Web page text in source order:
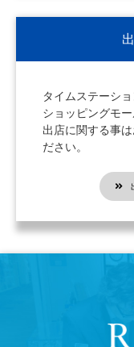
タイムステーシ
ショッピングモ
出店に関する事
ださい。